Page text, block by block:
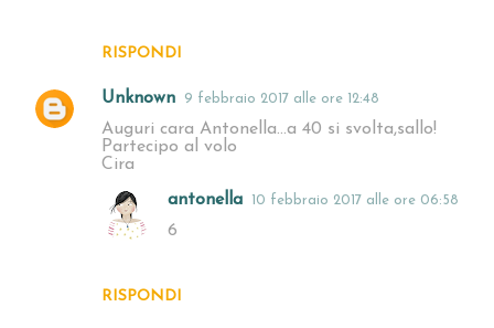
RISPONDI
Unknown 9 febbraio 2017 alle ore 12:48
Auguri cara Antonella...a 40 si svolta,sallo!
Partecipo al volo
Cira
RISPONDI
antonella 10 febbraio 2017 alle ore 06:58
6